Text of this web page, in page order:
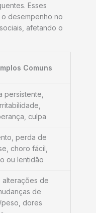
Esses
o desempenho no
afetando o
Comuns
persistente,
culpa
perda de
choro fácil,
ou lentidão
alterações de
de
dores